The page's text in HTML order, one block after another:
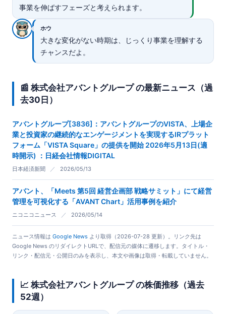
事業を伸ばすフェーズと考えられます。
ホウ
大きな変化がない時期は、じっくり事業を理解する
チャンスだよ。
📰 株式会社アバントグループ の最新ニュース（過
去30日）
アバントグループ[3836]：アバントグループのVISTA、上場企
業と投資家の継続的なエンゲージメントを実現するIRプラット
フォーム「VISTA Square」の提供を開始 2026年5月13日(適
時開示) ：日経会社情報DIGITAL
日本経済新聞 ／ 2026/05/13
アバント、「Meets 第5回 経営企画部 戦略サミット」にて経営
管理を可視化する「AVANT Chart」活用事例を紹介
ニコニコニュース ／ 2026/05/14
ニュース情報は Google News より取得（2026-07-28 更新）。リンク先は
Google News のリダイレクトURLで、配信元の媒体に遷移します。タイトル・
リンク・配信元・公開日のみを表示し、本文や画像は取得・転載していません。
📈 株式会社アバントグループ の株価推移（過去
52週）